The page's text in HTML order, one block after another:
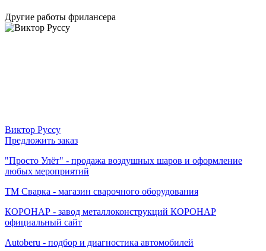
Другие работы фрилансера
Виктор Руссу
Предложить заказ
"Просто Улёт" - продажа воздушных шаров и оформление
любых мероприятий
ТМ Сварка - магазин сварочного оборудования
КОРОНАР - завод металлоконструкций КОРОНАР
официальный сайт
Autoberu - подбор и диагностика автомобилей